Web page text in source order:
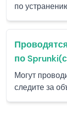
по
по
Могут
следите за